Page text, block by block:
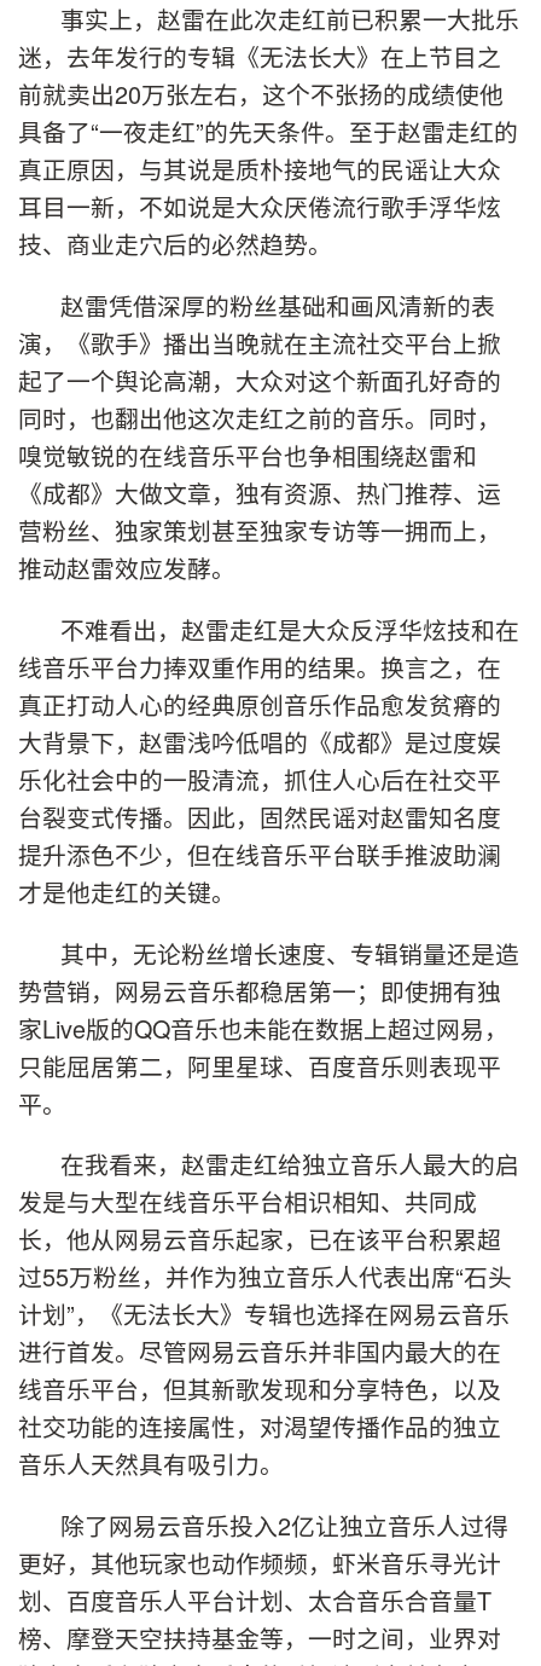
事实上，赵雷在此次走红前已积累一大批乐
迷，去年发行的专辑《无法长大》在上节目之
前就卖出20万张左右，这个不张扬的成绩使他
具备了“一夜走红”的先天条件。至于赵雷走红的
真正原因，与其说是质朴接地气的民谣让大众
耳目一新，不如说是大众厌倦流行歌手浮华炫
技、商业走穴后的必然趋势。
赵雷凭借深厚的粉丝基础和画风清新的表
演，《歌手》播出当晚就在主流社交平台上掀
起了一个舆论高潮，大众对这个新面孔好奇的
同时，也翻出他这次走红之前的音乐。同时，
嗅觉敏锐的在线音乐平台也争相围绕赵雷和
《成都》大做文章，独有资源、热门推荐、运
营粉丝、独家策划甚至独家专访等一拥而上，
推动赵雷效应发酵。
不难看出，赵雷走红是大众反浮华炫技和在
线音乐平台力捧双重作用的结果。换言之，在
真正打动人心的经典原创音乐作品愈发贫瘠的
大背景下，赵雷浅吟低唱的《成都》是过度娱
乐化社会中的一股清流，抓住人心后在社交平
台裂变式传播。因此，固然民谣对赵雷知名度
提升添色不少，但在线音乐平台联手推波助澜
才是他走红的关键。
其中，无论粉丝增长速度、专辑销量还是造
势营销，网易云音乐都稳居第一；即使拥有独
家Live版的QQ音乐也未能在数据上超过网易，
只能屈居第二，阿里星球、百度音乐则表现平
平。
在我看来，赵雷走红给独立音乐人最大的启
发是与大型在线音乐平台相识相知、共同成
长，他从网易云音乐起家，已在该平台积累超
过55万粉丝，并作为独立音乐人代表出席“石头
计划”，《无法长大》专辑也选择在网易云音乐
进行首发。尽管网易云音乐并非国内最大的在
线音乐平台，但其新歌发现和分享特色，以及
社交功能的连接属性，对渴望传播作品的独立
音乐人天然具有吸引力。
除了网易云音乐投入2亿让独立音乐人过得
更好，其他玩家也动作频频，虾米音乐寻光计
划、百度音乐人平台计划、太合音乐合音量T
榜、摩登天空扶持基金等，一时之间，业界对